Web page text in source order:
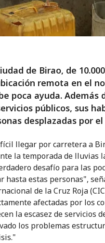
de Birao, de
remota en el
poca ayuda.
públicos, sus
desplazadas por
llegar por carretera a
la temporada de lluvias
desafío para las
hasta estas personas",
de la Cruz Roja
afectadas por los
la escasez de servicios
los problemas